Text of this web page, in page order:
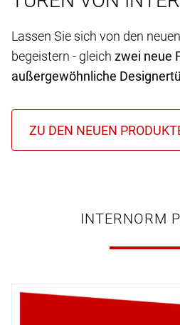
Lassen Sie sich von den
begeistern - gleich zwei neue
außergewöhnliche
INTERNORM